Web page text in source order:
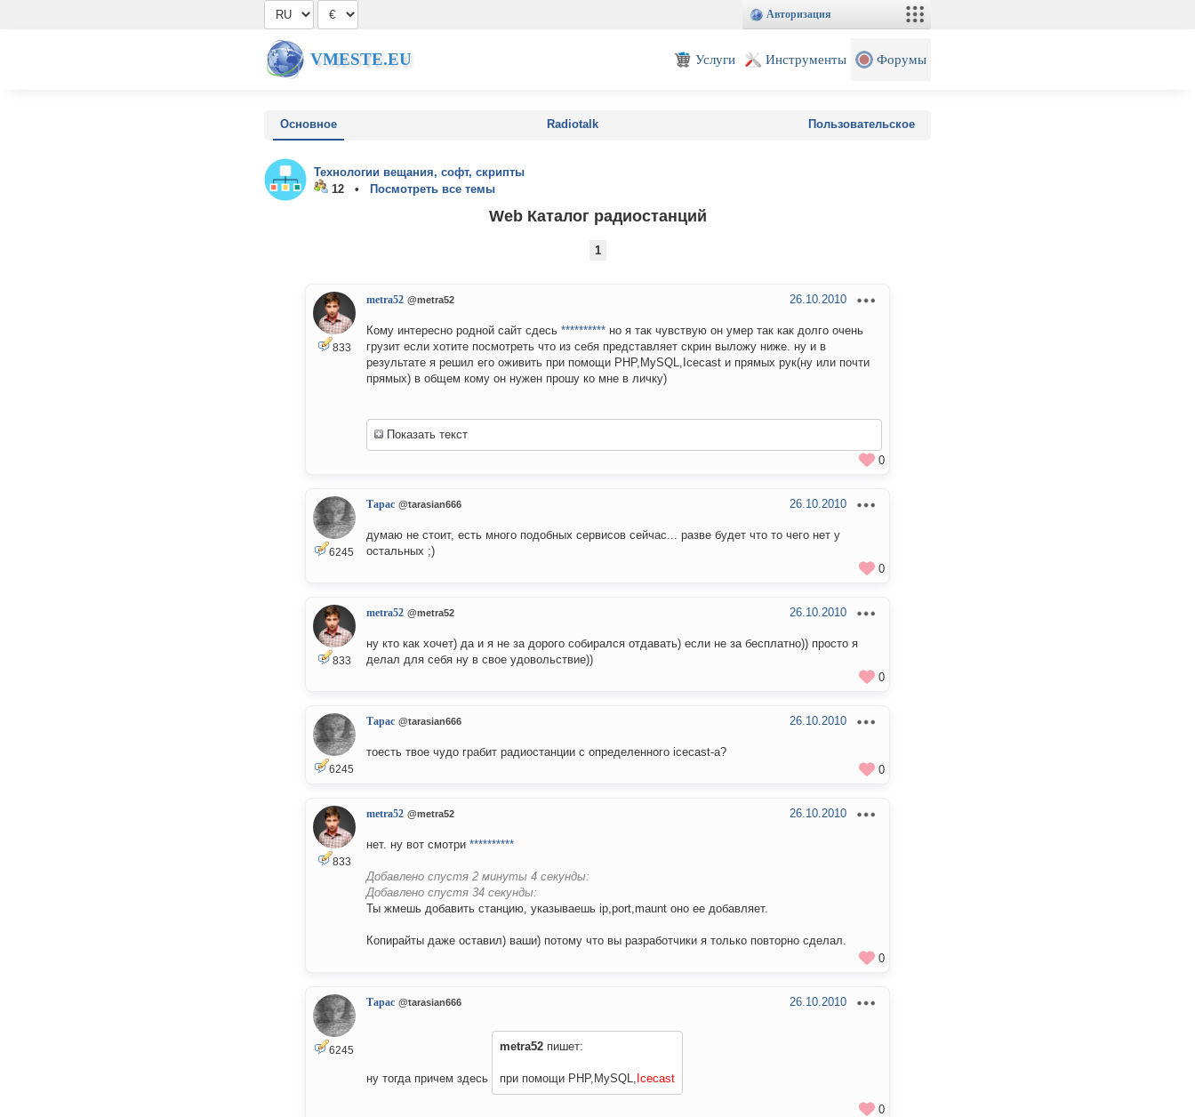
Авторизация
VMESTE.EU Услуги Инструменты Форумы
Основное Radiotalk Пользовательское
Технологии вещания, софт, скрипты
12 •
Посмотреть все темы
Web Каталог радиостанций
1
833
metra52 @metra52 26.10.2010
Кому интересно родной сайт сдесь ********** но я так чувствую он умер так как долго очень
грузит если хотите посмотреть что из себя представляет скрин выложу ниже. ну и в
результате я решил его оживить при помощи PHP,MySQL,Icecast и прямых рук(ну или почти
прямых) в общем кому он нужен прошу ко мне в личку)
Показать текст
0
6245
Тарас @tarasian666 26.10.2010
думаю не стоит, есть много подобных сервисов сейчас... разве будет что то чего нет у
остальных ;)
0
833
metra52 @metra52 26.10.2010
ну кто как хочет) да и я не за дорого собирался отдавать) если не за бесплатно)) просто я
делал для себя ну в свое удовольствие))
0
6245
Тарас @tarasian666 26.10.2010
тоесть твое чудо грабит радиостанции с определенного icecast-а?
0
833
metra52 @metra52 26.10.2010
нет. ну вот смотри **********
Добавлено спустя 2 минуты 4 секунды:
Добавлено спустя 34 секунды:
Ты жмешь добавить станцию, указываешь ip,port,maunt оно ее добавляет.
Копирайты даже оставил) ваши) потому что вы разработчики я только повторно сделал.
0
6245
Тарас @tarasian666 26.10.2010
ну тогда причем здесь
metra52 пишет:
при помощи PHP,MySQL, Icecast
0